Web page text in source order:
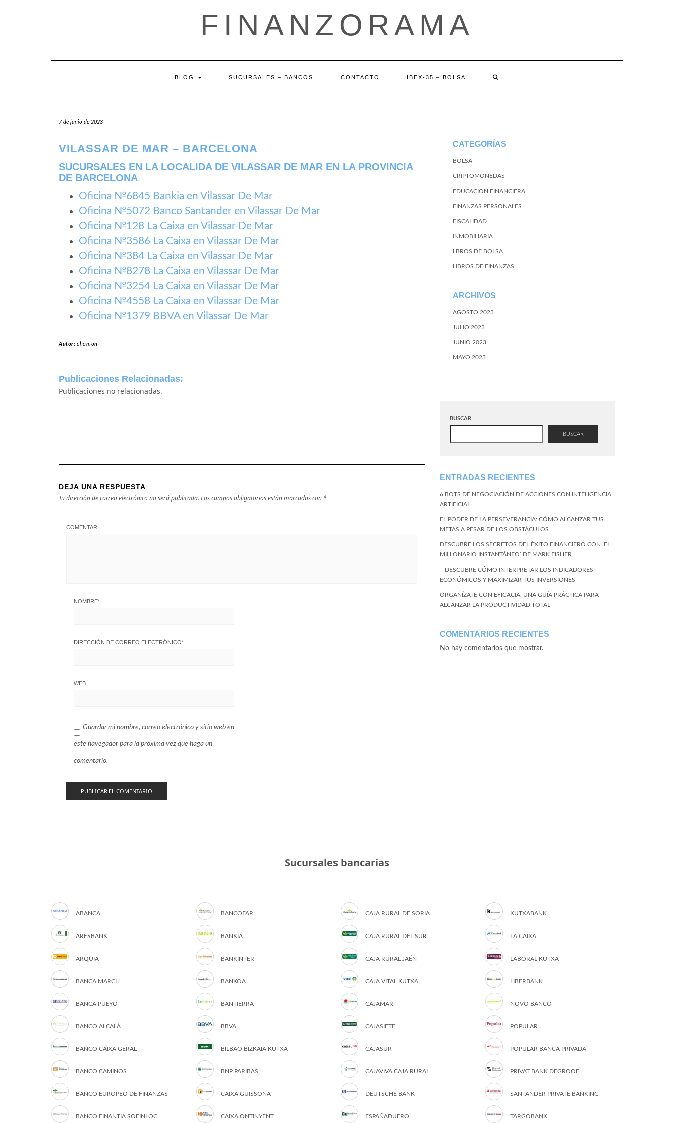
FINANZORAMA
BLOG SUCURSALES – BANCOS CONTACTO IBEX-35 – BOLSA
7 de junio de 2023
VILASSAR DE MAR – BARCELONA
SUCURSALES EN LA LOCALIDA DE VILASSAR DE MAR EN LA PROVINCIA
DE BARCELONA
Oficina №6845 Bankia en Vilassar De Mar
Oficina №5072 Banco Santander en Vilassar De Mar
Oficina №128 La Caixa en Vilassar De Mar
Oficina №3586 La Caixa en Vilassar De Mar
Oficina №384 La Caixa en Vilassar De Mar
Oficina №8278 La Caixa en Vilassar De Mar
Oficina №3254 La Caixa en Vilassar De Mar
Oficina №4558 La Caixa en Vilassar De Mar
Oficina №1379 BBVA en Vilassar De Mar
Autor:chomon
Publicaciones Relacionadas:
Publicaciones no relacionadas.
DEJA UNA RESPUESTA
Tu dirección de correo electrónico no será publicada. Los campos obligatorios están marcados con *
COMENTAR
NOMBRE*
DIRECCIÓN DE CORREO ELECTRÓNICO*
WEB
Guardar mi nombre, correo electrónico y sitio web en
este navegador para la próxima vez que haga un
comentario.
CATEGORÍAS
BOLSA
CRIPTOMONEDAS
EDUCACION FINANCIERA
FINANZAS PERSONALES
FISCALIDAD
INMOBILIARIA
LBROS DE BOLSA
LIBROS DE FINANZAS
ARCHIVOS
AGOSTO 2023
JULIO 2023
JUNIO 2023
MAYO 2023
BUSCAR
BUSCAR
ENTRADAS RECIENTES
6 BOTS DE NEGOCIACIÓN DE ACCIONES CON INTELIGENCIA
ARTIFICIAL
EL PODER DE LA PERSEVERANCIA: CÓMO ALCANZAR TUS
METAS A PESAR DE LOS OBSTÁCULOS
DESCUBRE LOS SECRETOS DEL ÉXITO FINANCIERO CON ‘EL
MILLONARIO INSTANTÁNEO’ DE MARK FISHER
– DESCUBRE CÓMO INTERPRETAR LOS INDICADORES
ECONÓMICOS Y MAXIMIZAR TUS INVERSIONES
ORGANÍZATE CON EFICACIA: UNA GUÍA PRÁCTICA PARA
ALCANZAR LA PRODUCTIVIDAD TOTAL
COMENTARIOS RECIENTES
No hay comentarios que mostrar.
Sucursales bancarias
ABANCA
ARESBANK
ARQUIA
BANCA MARCH
BANCA PUEYO
BANCO ALCALÁ
BANCO CAIXA GERAL
BANCO CAMINOS
BANCO EUROPEO DE FINANZAS
BANCO FINANTIA SOFINLOC
BANCOFAR
BANKIA
BANKINTER
BANKOA
BANTIERRA
BBVA
BILBAO BIZKAIA KUTXA
BNP PARIBAS
CAIXA GUISSONA
CAIXA ONTINYENT
CAJA RURAL DE SORIA
CAJA RURAL DEL SUR
CAJA RURAL JAÉN
CAJA VITAL KUTXA
CAJAMAR
CAJASIETE
CAJASUR
CAJAVIVA CAJA RURAL
DEUTSCHE BANK
ESPAÑADUERO
KUTXABANK
LA CAIXA
LABORAL KUTXA
LIBERBANK
NOVO BANCO
POPULAR
POPULAR BANCA PRIVADA
PRIVAT BANK DEGROOF
SANTANDER PRIVATE BANKING
TARGOBANK